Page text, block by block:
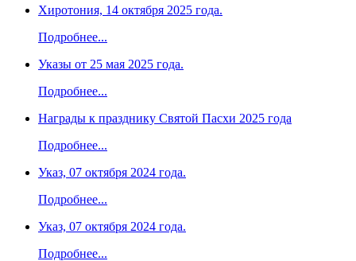
Хиротония, 14 октября 2025 года.
Подробнее...
Указы от 25 мая 2025 года.
Подробнее...
Награды к празднику Святой Пасхи 2025 года
Подробнее...
Указ, 07 октября 2024 года.
Подробнее...
Указ, 07 октября 2024 года.
Подробнее...